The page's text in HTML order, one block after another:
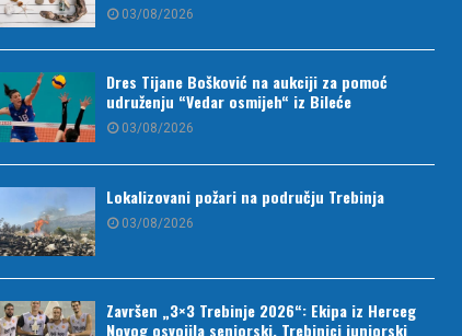
03/08/2026
Dres Tijane Bošković na aukciji za pomoć
udruženju “Vedar osmijeh“ iz Bileće
03/08/2026
Lokalizovani požari na području Trebinja
03/08/2026
Završen „3×3 Trebinje 2026“: Ekipa iz Herceg
Novog osvojila seniorski, Trebinjci juniorski